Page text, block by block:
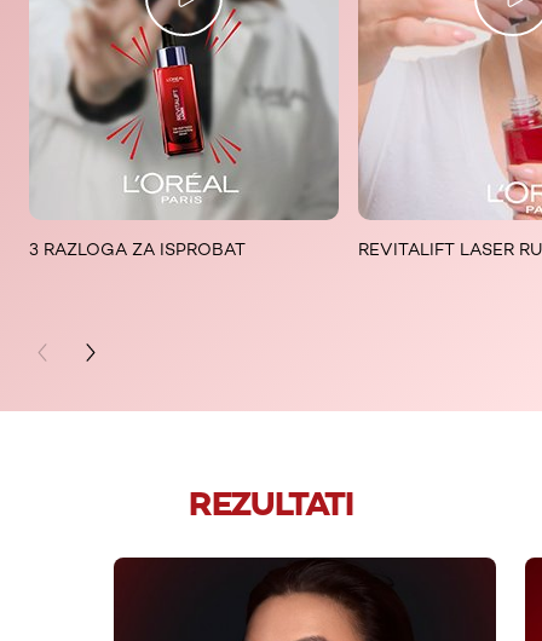
3 RAZLOGA ZA ISPROBAT REVITALIFT LASER
PREVIOUS CARD
NEXT CARD
REZULTATI
skip slider